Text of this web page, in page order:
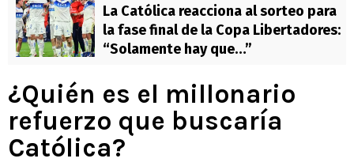
La Católica reacciona al sorteo para
la fase final de la Copa Libertadores:
“Solamente hay que…”
¿Quién es el millonario
refuerzo que buscaría
Católica?